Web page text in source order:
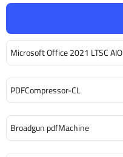
Microsoft Office 2021 LTSC AIO
PDFCompressor-CL
Broadgun pdfMachine